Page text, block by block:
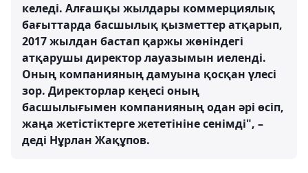
келеді. Алғашқы жылдары коммерциялық
бағыттарда басшылық қызметтер атқарып,
2017 жылдан бастап қаржы жөніндегі
атқарушы директор лауазымын иеленді.
Оның компанияның дамуына қосқан үлесі
зор. Директорлар кеңесі оның
басшылығымен компанияның одан әрі өсіп,
жаңа жетістіктерге жететініне сенімді", –
деді Нұрлан Жақұпов.